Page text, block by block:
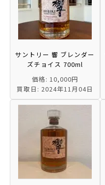
サントリー 響 ブレンダー
ズチョイス 700ml
価格: 10,000円
買取日: 2024年11月04日